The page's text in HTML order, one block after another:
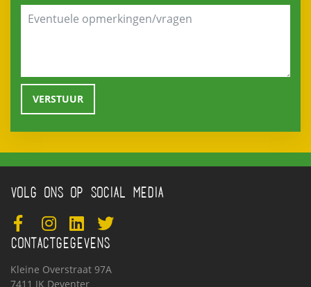
VOLG ONS OP SOCIAL MEDIA
CONTACTGEGEVENS
Kleine Overstraat 97A
7411 JK Deventer